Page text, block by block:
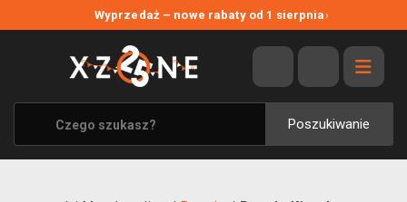
Wyprzedaż – nowe rabaty od 1 sierpnia›
Poszukiwanie
WYPRZEDAŻ
WSZYSTKIE MARKI
XZONE ORIGINALS
UBRANIA I AKCESORIA